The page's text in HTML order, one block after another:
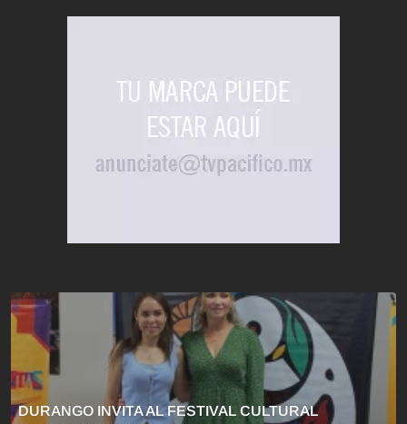
DURANGO INVITA AL FESTIVAL CULTURAL